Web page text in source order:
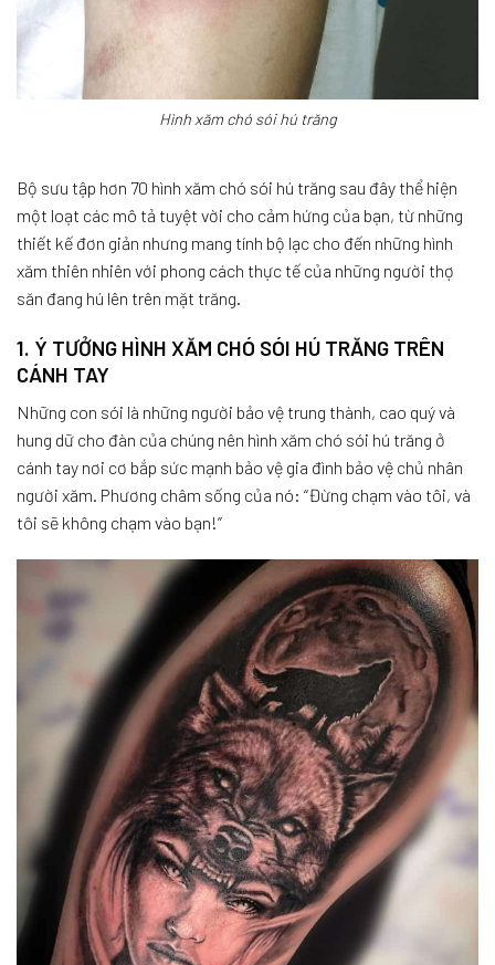
Hình xăm chó sói hú trăng
Bộ sưu tập hơn 70 hình xăm chó sói hú trăng sau đây thể hiện
một loạt các mô tả tuyệt vời cho cảm hứng của bạn, từ những
thiết kế đơn giản nhưng mang tính bộ lạc cho đến những hình
xăm thiên nhiên với phong cách thực tế của những người thợ
săn đang hú lên trên mặt trăng.
1. Ý TƯỞNG HÌNH XĂM CHÓ SÓI HÚ TRĂNG TRÊN
CÁNH TAY
Những con sói là những người bảo vệ trung thành, cao quý và
hung dữ cho đàn của chúng nên hình xăm chó sói hú trăng ở
cánh tay nơi cơ bắp sức mạnh bảo vệ gia đình bảo vệ chủ nhân
người xăm. Phương châm sống của nó: “Đừng chạm vào tôi, và
tôi sẽ không chạm vào bạn!”